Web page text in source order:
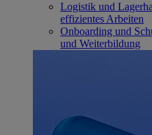
Logistik und
effizientes Arbeiten
Onboarding und
und Weiterbildung